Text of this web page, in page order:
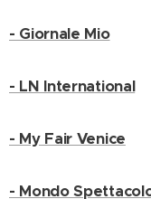
- Giornale Mio
- LN International
- My Fair Venice
- Mondo